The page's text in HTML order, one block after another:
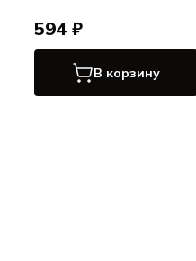
594 ₽
В корзину